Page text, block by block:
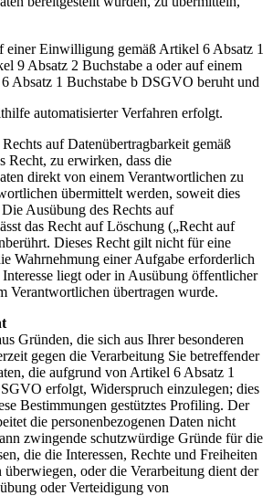
einer Einwilligung gemäß Artikel 6 Absatz 1
9 Absatz 2 Buchstabe a oder auf einem
Absatz 1 Buchstabe b DSGVO beruht und
automatisierter Verfahren erfolgt.
auf Datenübertragbarkeit gemäß
Recht, zu erwirken, dass die
direkt von einem Verantwortlichen zu
übermittelt werden, soweit dies
Ausübung des Rechts auf
das Recht auf Löschung („Recht auf
Dieses Recht gilt nicht für eine
Wahrnehmung einer Aufgabe erforderlich
liegt oder in Ausübung öffentlicher
Verantwortlichen übertragen wurde.
Gründen, die sich aus Ihrer besonderen
gegen die Verarbeitung Sie betreffender
die aufgrund von Artikel 6 Absatz 1
erfolgt, Widerspruch einzulegen; dies
Bestimmungen gestütztes Profiling. Der
die personenbezogenen Daten nicht
zwingende schutzwürdige Gründe für die
die die Interessen, Rechte und Freiheiten
überwiegen, oder die Verarbeitung dient der
oder Verteidigung von